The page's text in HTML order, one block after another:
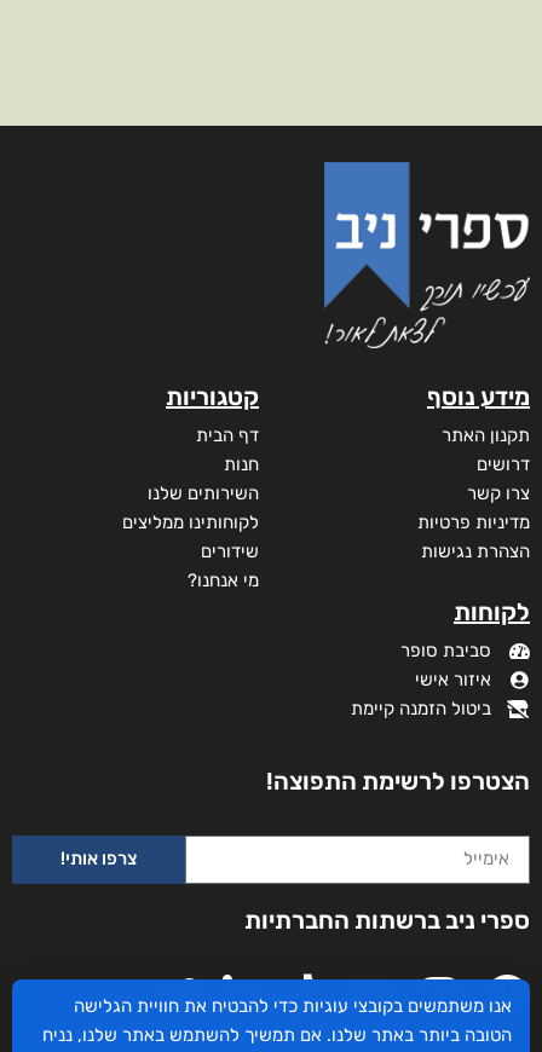
מידע נוסף
תקנון האתר
דרושים
צרו קשר
מדיניות פרטיות
הצהרת נגישות
לקוחות
סביבת סופר
איזור אישי
ביטול הזמנה קיימת
קטגוריות
דף הבית
חנות
השירותים שלנו
לקוחותינו ממליצים
שידורים
מי אנחנו?
הצטרפו לרשימת התפוצה!
צרפו אותי!
ספרי ניב ברשתות החברתיות
אנו משתמשים בקובצי עוגיות כדי להבטיח את חוויית הגלישה
הטובה ביותר באתר שלנו. אם תמשיך להשתמש באתר שלנו, נניח